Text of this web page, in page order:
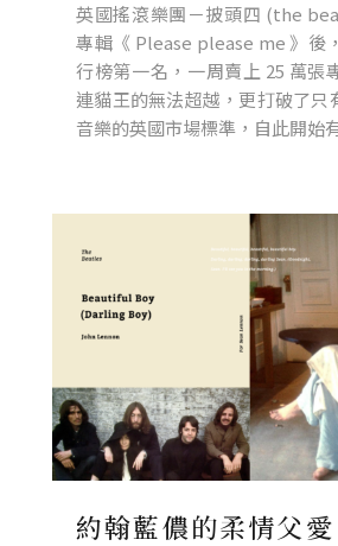
英國搖滾樂團－披頭四 (the
專輯《 Please please me 》後
行榜第一名，一周賣上 25 萬張
連貓王的無法超越，更打破了只
音樂的英國市場標準，自此開
約翰藍儂的柔情父